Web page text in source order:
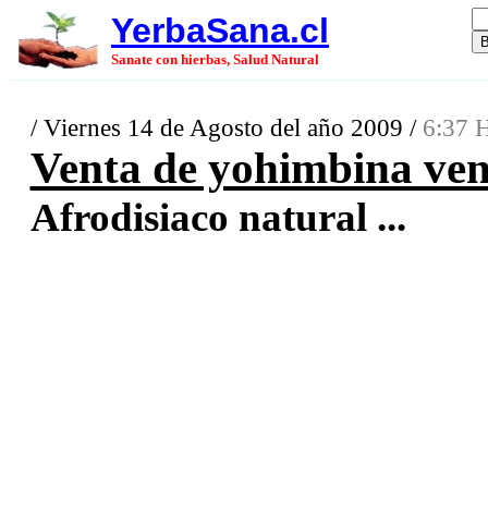
YerbaSana.cl
Sanate con hierbas, Salud Natural
/ Viernes 14 de Agosto del año 2009 / 6:37
Venta de yohimbina
Afrodisiaco natural ...